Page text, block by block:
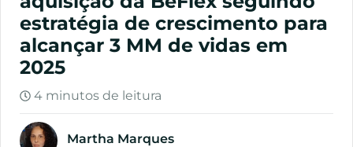
estratégia de crescimento para
alcançar 3 MM de vidas em
2025
4 minutos de leitura
Martha Marques